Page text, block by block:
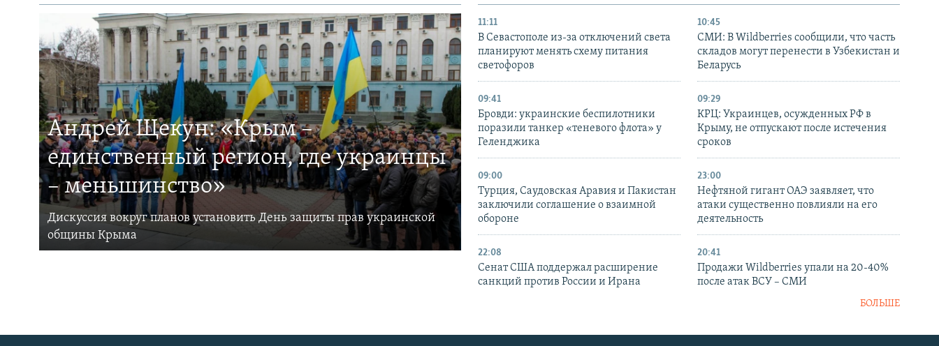
Андрей Щекун: «Крым –
единственный регион, где украинцы
– меньшинство»
Дискуссия вокруг планов установить День защиты прав украинской
общины Крыма
11:11
В Севастополе из-за отключений света
планируют менять схему питания
светофоров
10:45
СМИ: В Wildberries сообщили, что часть
складов могут перенести в Узбекистан и
Беларусь
09:41
Бровди: украинские беспилотники
поразили танкер «теневого флота» у
Геленджика
09:29
КРЦ: Украинцев, осужденных РФ в
Крыму, не отпускают после истечения
сроков
09:00
Турция, Саудовская Аравия и Пакистан
заключили соглашение о взаимной
обороне
23:00
Нефтяной гигант ОАЭ заявляет, что
атаки существенно повлияли на его
деятельность
22:08
Сенат США поддержал расширение
санкций против России и Ирана
20:41
Продажи Wildberries упали на 20-40%
после атак ВСУ – СМИ
БОЛЬШЕ